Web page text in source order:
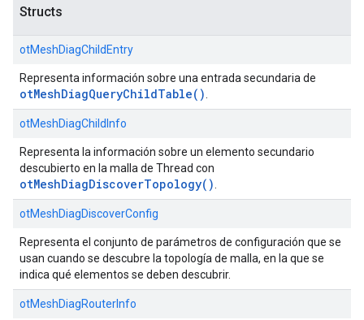
Structs
otMeshDiagChildEntry
Representa información sobre una entrada secundaria de
otMeshDiagQueryChildTable()
otMeshDiagChildInfo
Representa la información sobre un elemento secundario
descubierto en la malla de Thread con
otMeshDiagDiscoverTopology()
otMeshDiagDiscoverConfig
Representa el conjunto de parámetros de configuración que se
usan cuando se descubre la topología de malla, en la que se
indica qué elementos se deben descubrir.
otMeshDiagRouterInfo